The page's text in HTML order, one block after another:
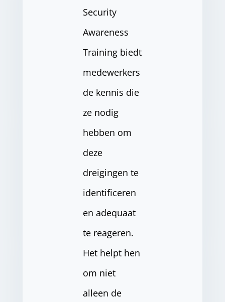
Security
Awareness
Training biedt
medewerkers
de kennis die
ze nodig
hebben om
deze
dreigingen te
identificeren
en adequaat
te reageren.
Het helpt hen
om niet
alleen de